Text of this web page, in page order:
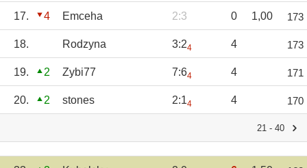
17. 4 Emceha 2:3 0 1,00 173
18. Rodzyna 3:24 4 173
19. 2 Zybi77 7:64 4 171
20. 2 stones 2:14 4 170
21 - 40